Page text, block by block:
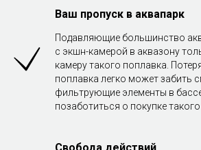
Ваш пропуск в аквапарк
Подавляющие большинство
с экшн-камерой в аквазону
камеру такого поплавка.
поплавка легко может забить
фильтрующие элементы в
позаботиться о покупке